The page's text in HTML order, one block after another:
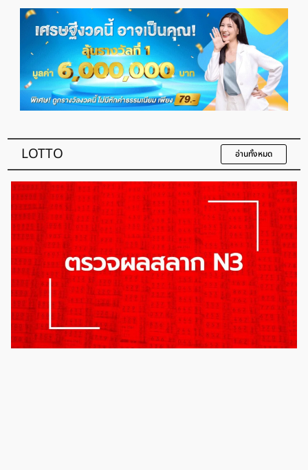
LOTTO อ่านทั้งหมด